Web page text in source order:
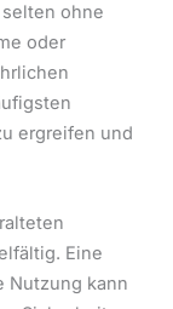
ohne
oder
ergreifen und
Eine
Nutzung kann